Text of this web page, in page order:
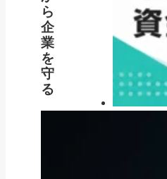
ら
企
業
を
守
る